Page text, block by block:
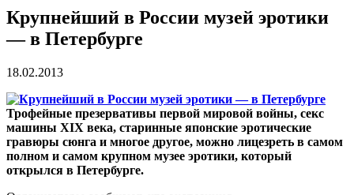
Крупнейший в России музей эротики
— в Петербурге
18.02.2013
Трофейные презервативы первой мировой войны, секс
машины XIX века, старинные японские эротические
гравюры сюнга и многое другое, можно лицезреть в самом
полном и самом крупном музее эротики, который
открылся в Петербурге.